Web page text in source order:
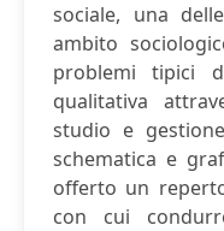
sociale, una
ambito
problemi tipici
qualitativa
studio e
schematica e
offerto un
con cui